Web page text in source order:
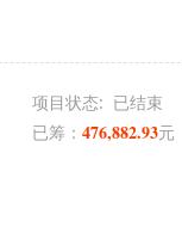
项目状态: 已结束
已筹： 476,882.93元